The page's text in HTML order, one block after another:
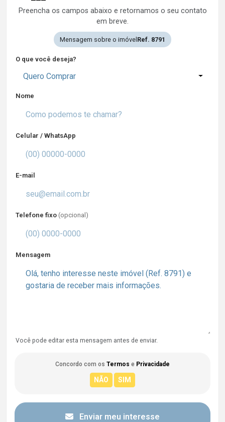
Preencha os campos abaixo e retornamos o seu contato
em breve.
Mensagem sobre o imóvelRef. 8791
O que você deseja?
Quero Comprar
Nome
Celular / WhatsApp
E-mail
Telefone fixo (opcional)
Mensagem
Você pode editar esta mensagem antes de enviar.
Concordo com os Termos e Privacidade
Enviar meu interesse